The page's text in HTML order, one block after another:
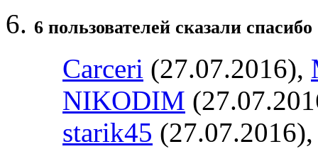
6 пользователей сказали
Carceri (27.07.2016),
NIKODIM
starik45